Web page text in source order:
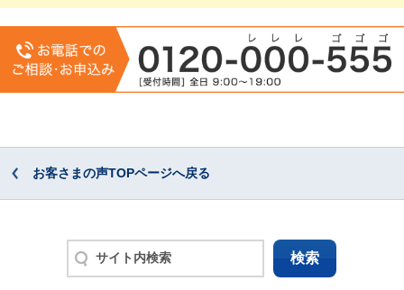
お客さまの声TOPページへ戻る